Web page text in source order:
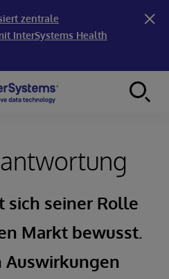
zentrale
InterSystems Health
sich seiner Rolle
Markt bewusst.
Auswirkungen